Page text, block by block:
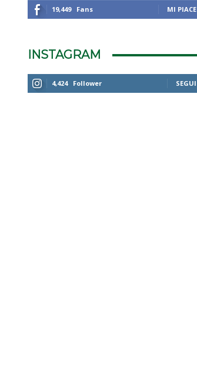
19,449 Fans MI PIACE
INSTAGRAM
4,424 Follower SEGUI